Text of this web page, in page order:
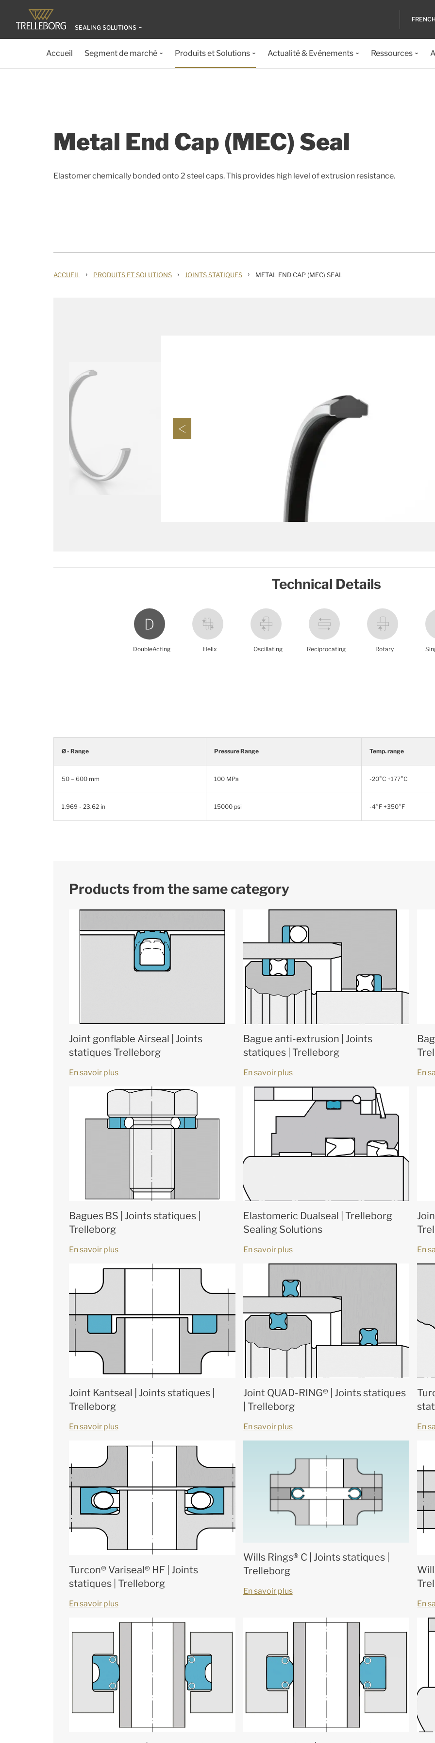
SEALING SOLUTIONS
FRENCH
Accueil Segment de marché Produits et Solutions Actualité & Evénements Ressources
Metal End Cap (MEC) Seal
Elastomer chemically bonded onto 2 steel caps. This provides high level of extrusion resistance.
ACCUEIL › PRODUITS ET SOLUTIONS › JOINTS STATIQUES › METAL END CAP (MEC) SEAL
Technical Details
DoubleActing Helix Oscillating Reciprocating Rotary
Ø - Range Pressure Range Temp. range
50 – 600 mm 100 MPa -20°C +177°C
1.969 - 23.62 in 15000 psi -4°F +350°F
Products from the same category
Joint gonflable Airseal | Joints
statiques Trelleborg
En savoir plus
Bague anti-extrusion | Joints
statiques | Trelleborg
En savoir plus En
Bagues BS | Joints statiques |
Trelleborg
En savoir plus
Elastomeric Dualseal | Trelleborg
Sealing Solutions
En savoir plus En
Joint Kantseal | Joints statiques |
Trelleborg
En savoir plus
Joint QUAD-RING® | Joints statiques
| Trelleborg
En savoir plus En
Turcon® Variseal® HF | Joints
statiques | Trelleborg
En savoir plus
Wills Rings® C | Joints statiques |
Trelleborg
En savoir plus
En